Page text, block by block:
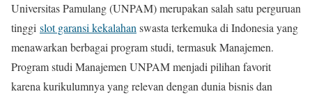
Universitas Pamulang (UNPAM) merupakan salah satu perguruan
tinggi slot garansi kekalahan swasta terkemuka di Indonesia yang
menawarkan berbagai program studi, termasuk Manajemen.
Program studi Manajemen UNPAM menjadi pilihan favorit
karena kurikulumnya yang relevan dengan dunia bisnis dan